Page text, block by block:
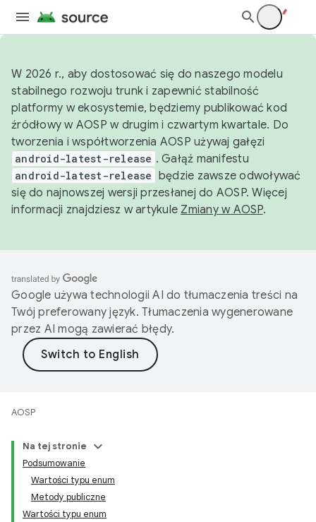
W 2026 r., aby dostosować się do naszego modelu
stabilnego rozwoju trunk i zapewnić stabilność
platformy w ekosystemie, będziemy publikować kod
źródłowy w AOSP w drugim i czwartym kwartale. Do
tworzenia i współtworzenia AOSP używaj gałęzi
android-latest-release . Gałąź manifestu
android-latest-release będzie zawsze odwoływać
się do najnowszej wersji przesłanej do AOSP. Więcej
informacji znajdziesz w artykule Zmiany w AOSP.
Google używa technologii AI do tłumaczenia treści na
Twój preferowany język. Tłumaczenia wygenerowane
przez AI mogą zawierać błędy.
AOSP
Na tej stronie
Podsumowanie
Wartości typu enum
Metody publiczne
Wartości typu enum